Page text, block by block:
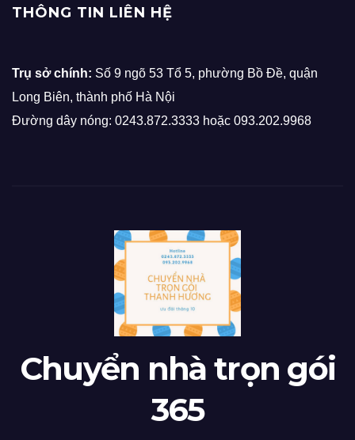
THÔNG TIN LIÊN HỆ
Trụ sở chính: Số 9 ngõ 53 Tổ 5, phường Bồ Đề, quận
Long Biên, thành phố Hà Nội
Đường dây nóng: 0243.872.3333 hoặc 093.202.9968
Chuyển nhà trọn gói
365